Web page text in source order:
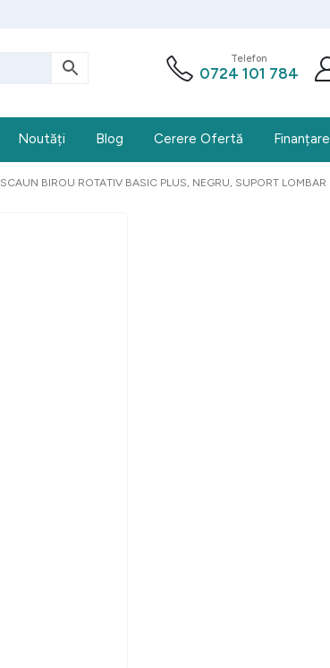
Telefon
0724 101 784
Noutăți Blog Cerere Ofertă Finanțare
SCAUN BIROU ROTATIV BASIC PLUS, NEGRU, SUPORT LOMBAR